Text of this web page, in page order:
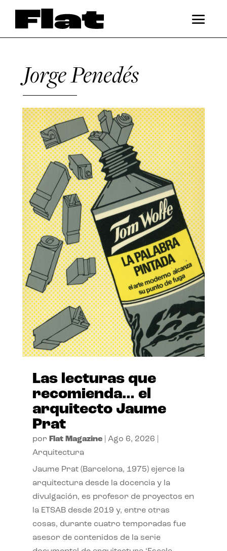
Jorge Penedés
Las lecturas que
recomienda… el
arquitecto Jaume
Prat
por Flat Magazine| Ago 6, 2026
Arquitectura
Jaume Prat (Barcelona, 1975) ejerce la
arquitectura desde la docencia y la
divulgación, es profesor de proyectos en
la ETSAB desde 2019 y, entre otras
cosas, durante cuatro temporadas fue
asesor de contenidos de la serie